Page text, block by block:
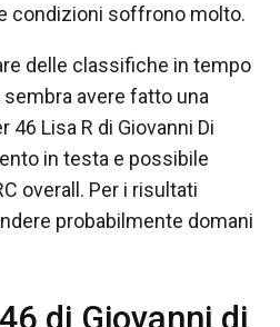
condizioni soffrono molto.
delle classifiche in tempo
avere fatto una
46 Lisa R di Giovanni Di
in testa e possibile
overall. Per i risultati
probabilmente domani
di Giovanni di